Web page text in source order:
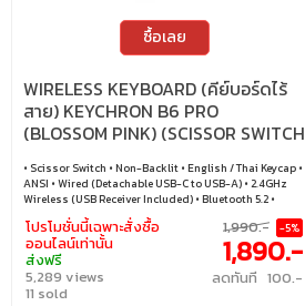
ซื้อเลย
WIRELESS KEYBOARD (คีย์บอร์ดไร้
สาย) KEYCHRON B6 PRO
(BLOSSOM PINK) (SCISSOR SWITCH
TH)
• Scissor Switch • Non-Backlit • English / Thai Keycap •
ANSI • Wired (Detachable USB-C to USB-A) • 2.4GHz
Wireless (USB Receiver Included) • Bluetooth 5.2 •
Windows / macOS / Linux
โปรโมชั่นนี้เฉพาะสั่งซื้อ
ออนไลน์เท่านั้น
ส่งฟรี
5,289 views
11 sold
1,990.- -5%
1,890.-
ลดทันที 100.-